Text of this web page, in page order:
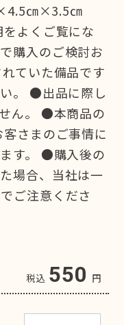
×4.5㎝×3.5㎝
をよくご覧にな
購入のご検討お
ていた備品です
。 ●出品に際し
ん。 ●本商品の
さまのご事情に
す。 ●購入後の
場合、当社は一
ご注意くださ
税込 550 円